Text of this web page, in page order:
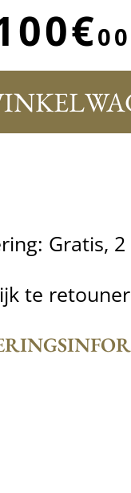
00
Gratis,
te